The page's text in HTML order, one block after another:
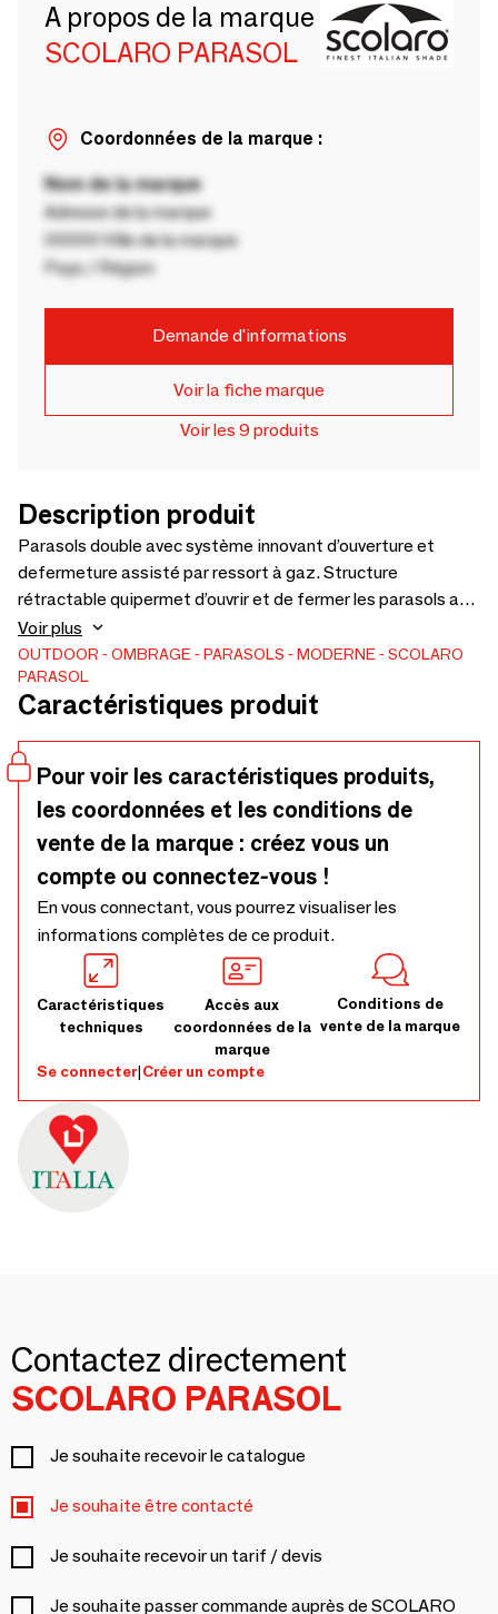
A propos de la marque
SCOLARO PARASOL
Coordonnées de la marque :
Nom de la marque
Adresse de la marque
00000 Ville de la marque
Pays / Région
Demande d'informations
Voir la fiche marque
Voir les 9 produits
Description produit
Parasols double avec système innovant d’ouverture et
defermeture assisté par ressort à gaz. Structure
rétractable quipermet d’ouvrir et de fermer les parasols au-
dessus des tableset des chaises sans avoir à déplacer le
mobilier. Convient à tousles environnements et
recommandé pour un usage professionnel(bars,
restaurants, collectivites, chr…. ). Cadre en aluminium
2 parasolsaccroche à un seul mat et positionnes
symetriquement.
Voir plus
OUTDOOR OMBRAGE PARASOLS MODERNE
SCOLARO
PARASOL
Caractéristiques produit
Pour voir les caractéristiques produits,
les coordonnées et les conditions de
vente de la marque : créez vous un
compte ou connectez-vous !
En vous connectant, vous pourrez visualiser les
informations complètes de ce produit.
Caractéristiques
techniques
Accès aux
coordonnées de la
marque
Conditions de
vente de la marque
Se connecter|Créer un compte
Contactez directement
SCOLARO PARASOL
Je souhaite recevoir le catalogue
Je souhaite être contacté
Je souhaite recevoir un tarif / devis
Je souhaite passer commande auprès de SCOLARO